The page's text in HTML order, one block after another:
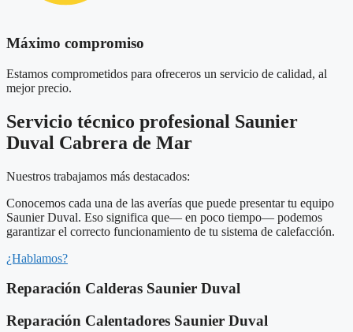
Máximo compromiso
Estamos comprometidos para ofreceros un servicio de calidad, al
mejor precio.
Servicio técnico profesional Saunier
Duval Cabrera de Mar
Nuestros trabajamos más destacados:
Conocemos cada una de las averías que puede presentar tu equipo
Saunier Duval. Eso significa que— en poco tiempo— podemos
garantizar el correcto funcionamiento de tu sistema de calefacción.
¿Hablamos?
Reparación Calderas Saunier Duval
Reparación Calentadores Saunier Duval